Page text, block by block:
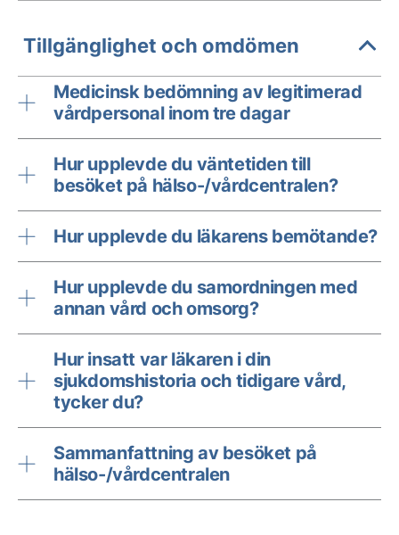
Tillgänglighet och omdömen
Medicinsk bedömning av legitimerad
vårdpersonal inom tre dagar
Hur upplevde du väntetiden till
besöket på hälso-/vårdcentralen?
Hur upplevde du läkarens bemötande?
Hur upplevde du samordningen med
annan vård och omsorg?
Hur insatt var läkaren i din
sjukdomshistoria och tidigare vård,
tycker du?
Sammanfattning av besöket på
hälso-/vårdcentralen